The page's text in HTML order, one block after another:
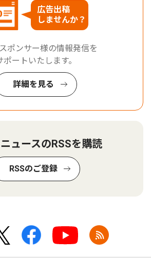
広告出稿
しませんか？
ポンサー様の情報発信を
ポートいたします。
詳細を見る
ュースのRSSを購読
RSSのご登録